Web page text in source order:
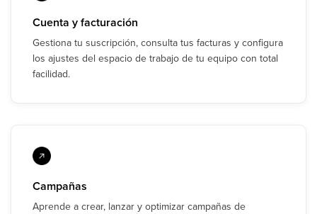
Cuenta y facturación
Gestiona tu suscripción, consulta tus facturas y configura
los ajustes del espacio de trabajo de tu equipo con total
facilidad.
Campañas
Aprende a crear, lanzar y optimizar campañas de